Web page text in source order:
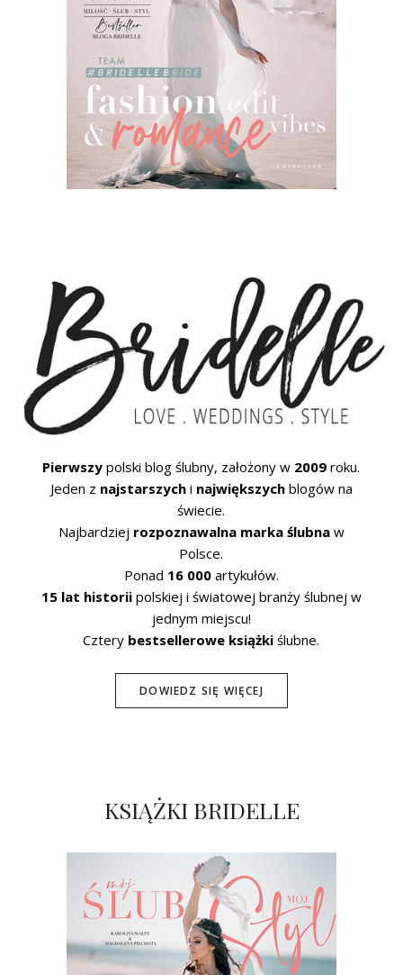
Pierwszy polski blog ślubny, założony w 2009 roku.
Jeden z najstarszychi największychblogów na
świecie.
Najbardziej rozpoznawalna marka ślubnaw
Polsce.
Ponad 16 000artykułów.
15 lat historiipolskiej i światowej branży ślubnej w
jednym miejscu!
Cztery bestsellerowe książki ślubne.
DOWIEDZ SIĘ WIĘCEJ
KSIĄŻKI BRIDELLE